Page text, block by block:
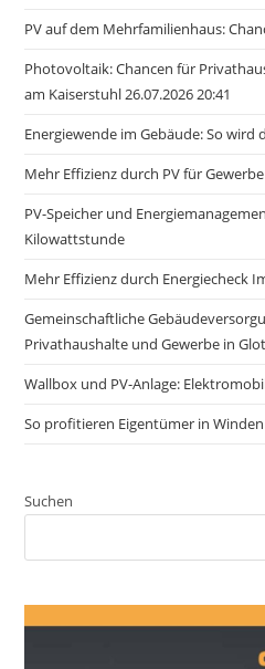
PV auf dem Mehrfamilienhaus:
Photovoltaik: Chancen für
am Kaiserstuhl 26.07.2026 20:41
Energiewende im Gebäude: So
Mehr Effizienz durch PV für
PV-Speicher und
Kilowattstunde
Mehr Effizienz durch Energiecheck
Gemeinschaftliche
Privathaushalte und Gewerbe in
Wallbox und PV-Anlage:
So profitieren Eigentümer in
Suchen